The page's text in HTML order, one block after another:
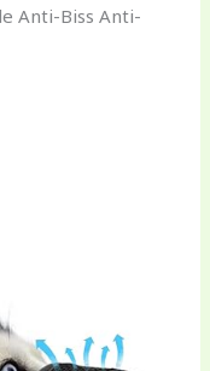
Anti-Biss Anti-